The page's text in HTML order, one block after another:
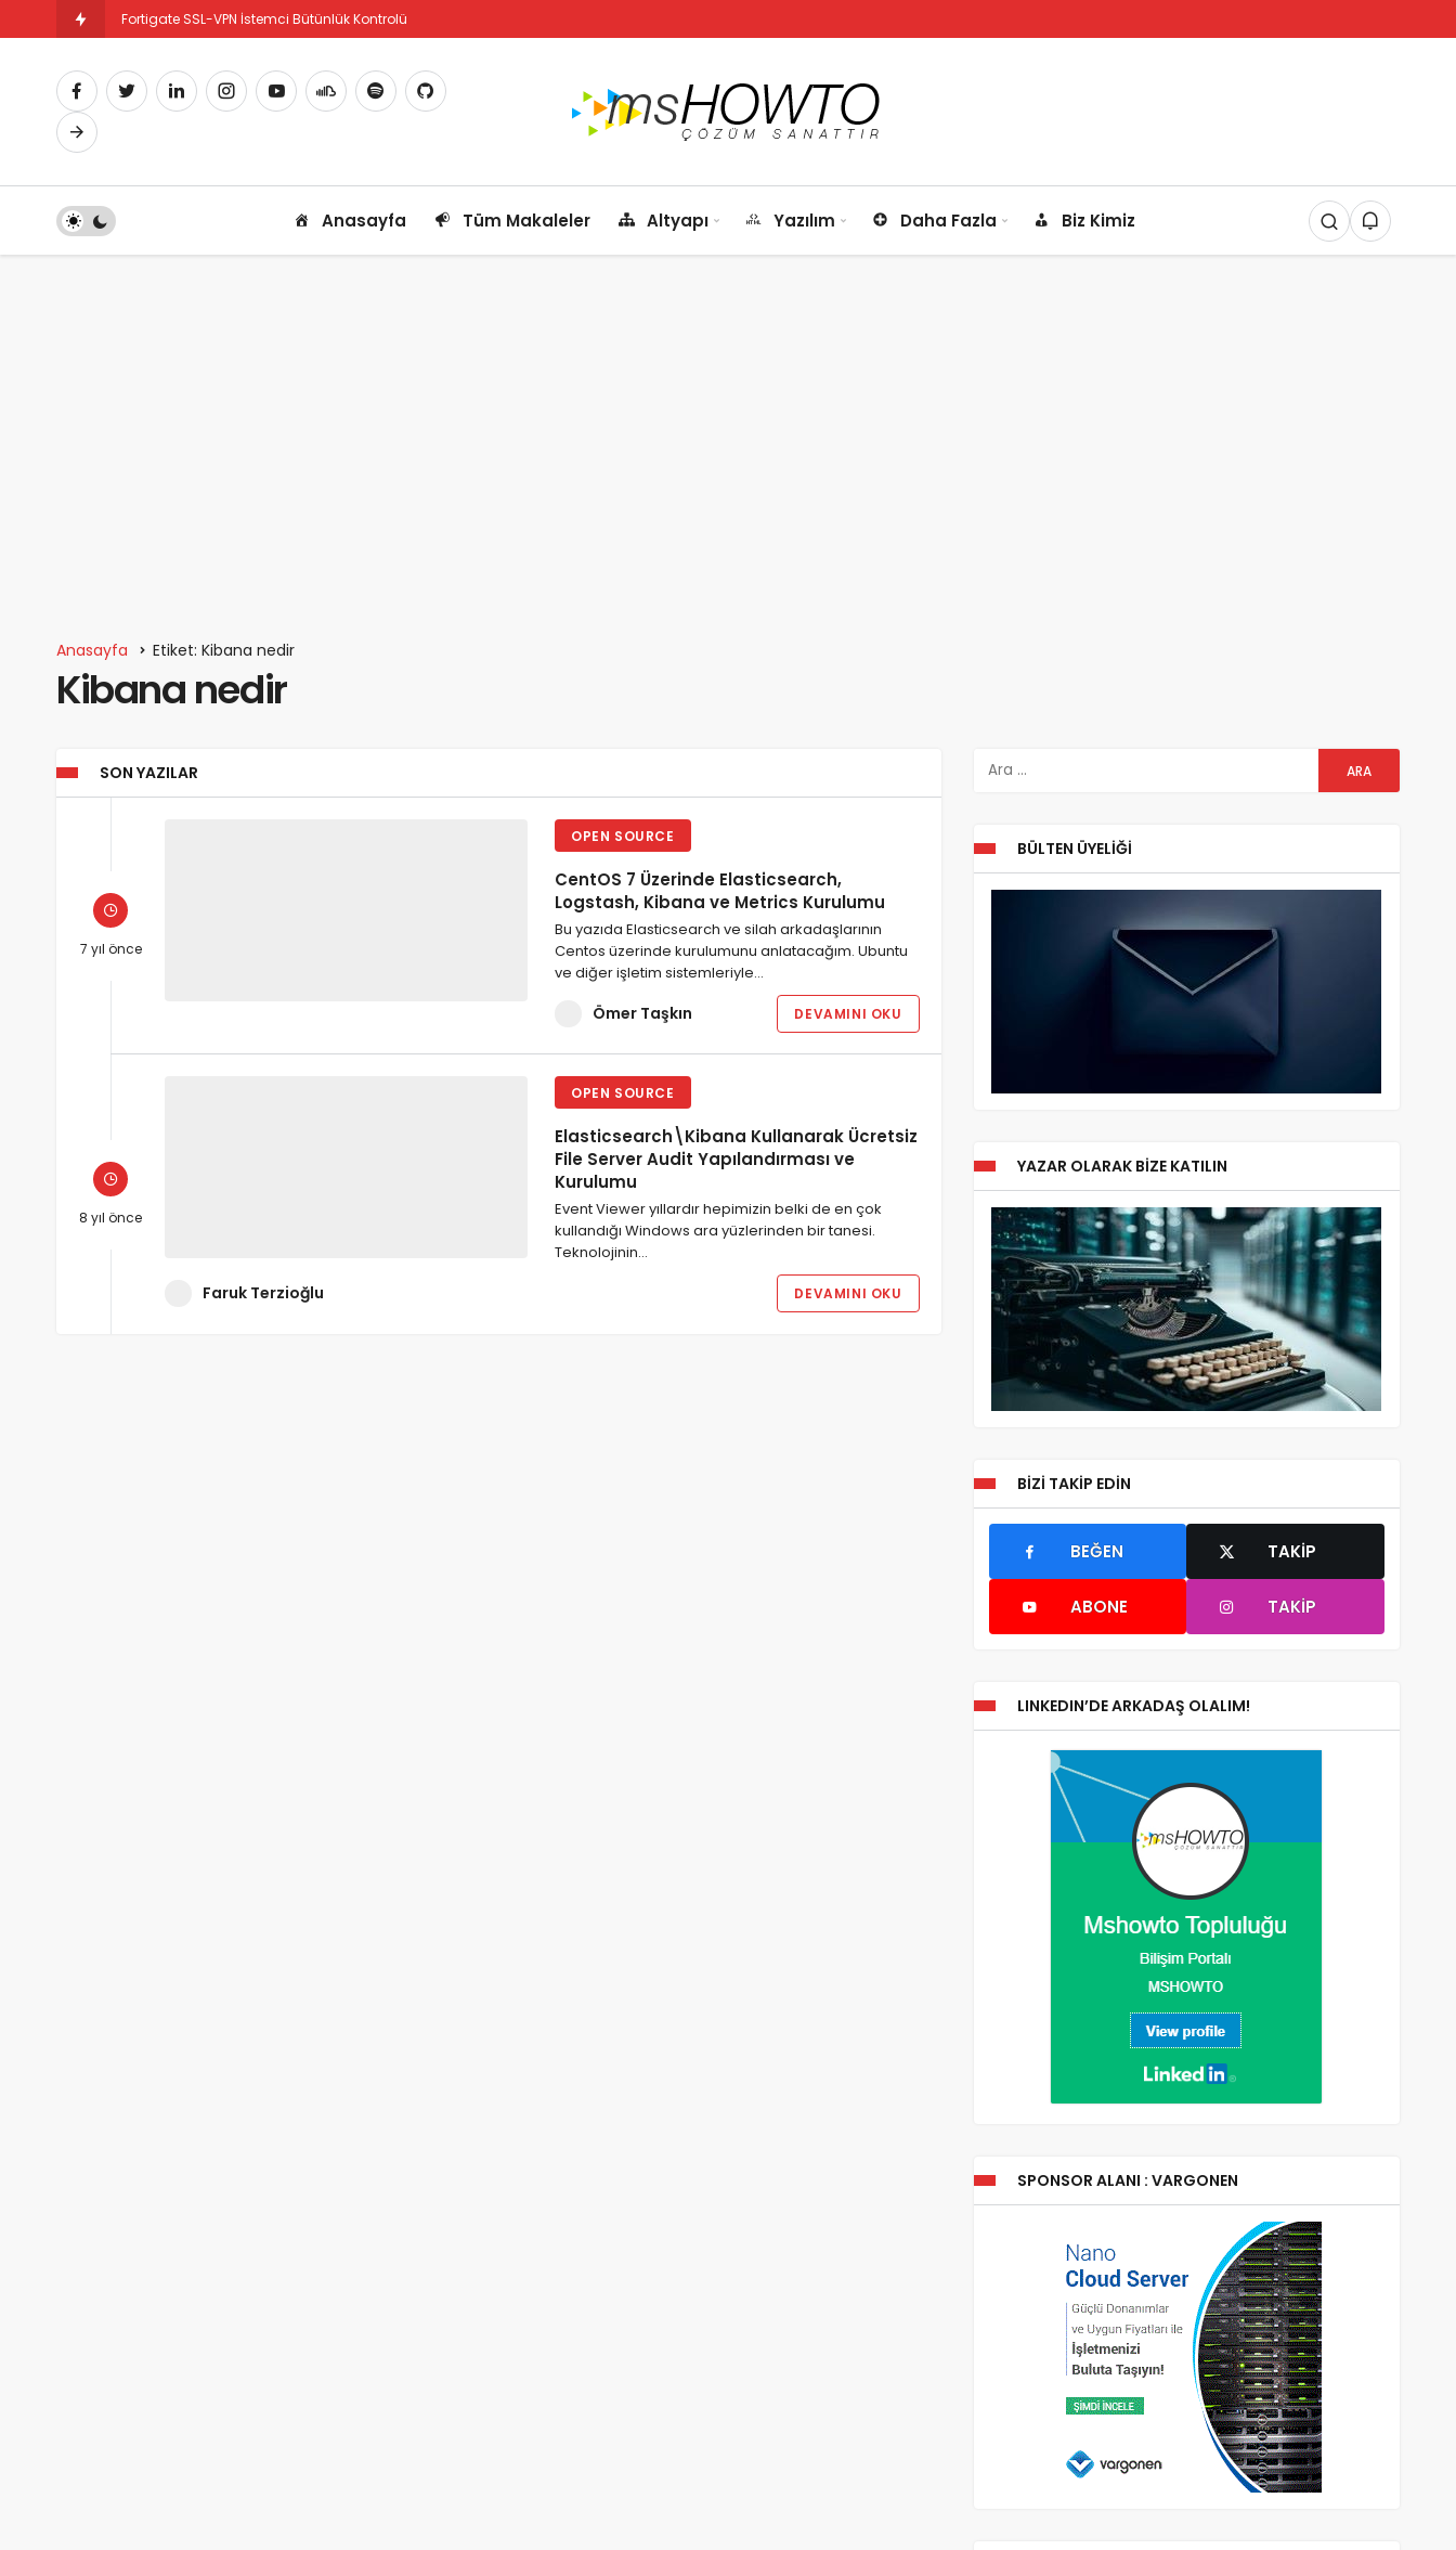
Fortigate SSL-VPN İstemci Bütünlük Kontrolü
Anasayfa Tüm Makaleler Altyapı Yazılım Daha Fazla Biz Kimiz
Anasayfa Etiket: Kibana nedir
Kibana nedir
SON YAZILAR
7 yıl önce
OPEN SOURCE
CentOS 7 Üzerinde Elasticsearch,
Logstash, Kibana ve Metrics Kurulumu
Bu yazıda Elasticsearch ve silah arkadaşlarının
Centos üzerinde kurulumunu anlatacağım. Ubuntu
ve diğer işletim sistemleriyle…
Ömer Taşkın DEVAMINI OKU
8 yıl önce
OPEN SOURCE
Elasticsearch\Kibana Kullanarak Ücretsiz
File Server Audit Yapılandırması ve
Kurulumu
Event Viewer yıllardır hepimizin belki de en çok
kullandığı Windows ara yüzlerinden bir tanesi.
Teknolojinin…
Faruk Terzioğlu DEVAMINI OKU
BÜLTEN ÜYELIĞI
YAZAR OLARAK BIZE KATILIN
BIZI TAKIP EDIN
BEĞEN TAKIP
ABONE TAKIP
LINKEDIN’DE ARKADAŞ OLALIM!
SPONSOR ALANI : VARGONEN